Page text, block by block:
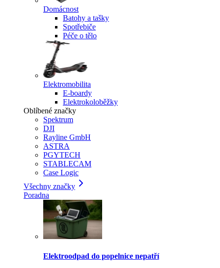
Domácnost
Batohy a tašky
Spotřebiče
Péče o tělo
Elektromobilita
E-boardy
Elektrokoloběžky
Oblíbené značky
Spektrum
DJI
Rayline GmbH
ASTRA
PGYTECH
STABLECAM
Case Logic
Všechny značky
Poradna
Elektroodpad do popelnice nepatří